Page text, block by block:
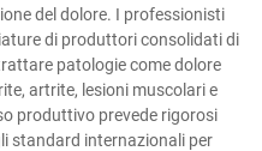
del dolore. I professionisti
di produttori consolidati di
patologie come dolore
artrite, lesioni muscolari e
produttivo prevede rigorosi
standard internazionali per